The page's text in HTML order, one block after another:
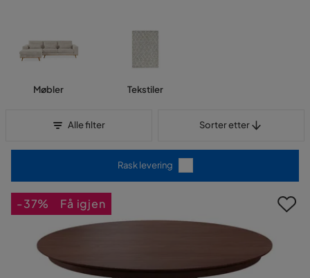
Møbler Tekstiler
Alle filter Sorter etter
Rask levering
-37% Få igjen